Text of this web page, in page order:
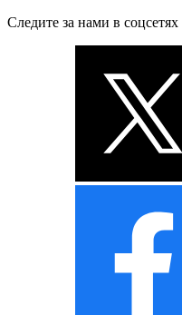
Следите за нами в соцсетях